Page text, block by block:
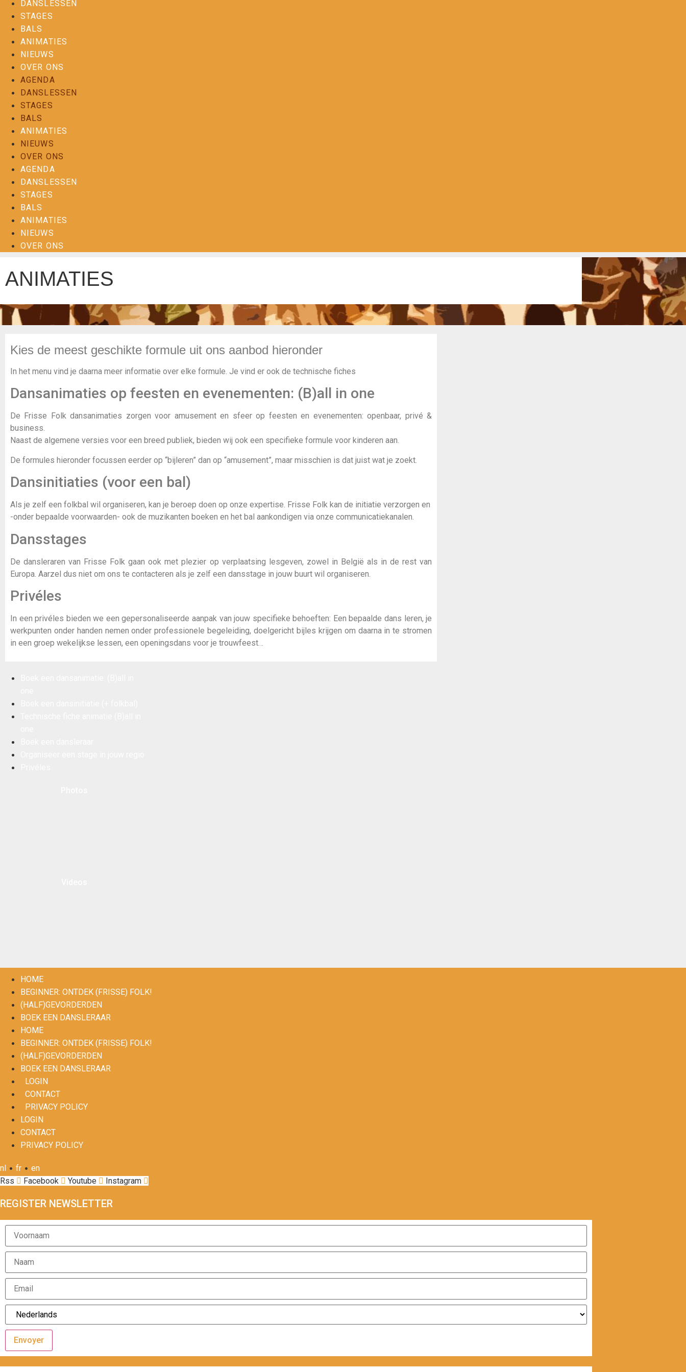
DANSLESSEN
STAGES
BALS
ANIMATIES
NIEUWS
OVER ONS
AGENDA
DANSLESSEN
STAGES
BALS
ANIMATIES
NIEUWS
OVER ONS
AGENDA
DANSLESSEN
STAGES
BALS
ANIMATIES
NIEUWS
OVER ONS
ANIMATIES
Kies de meest geschikte formule uit ons aanbod hieronder
In het menu vind je daarna meer informatie over elke formule. Je vind er ook de technische fiches
Dansanimaties op feesten en evenementen: (B)all in one
De Frisse Folk dansanimaties zorgen voor amusement en sfeer op feesten en evenementen: openbaar, privé &
business.
Naast de algemene versies voor een breed publiek, bieden wij ook een specifieke formule voor kinderen aan.
De formules hieronder focussen eerder op “bijleren” dan op “amusement”, maar misschien is dat juist wat je zoekt.
Dansinitiaties (voor een bal)
Als je zelf een folkbal wil organiseren, kan je beroep doen op onze expertise. Frisse Folk kan de initiatie verzorgen en
-onder bepaalde voorwaarden- ook de muzikanten boeken en het bal aankondigen via onze communicatiekanalen.
Dansstages
De dansleraren van Frisse Folk gaan ook met plezier op verplaatsing lesgeven, zowel in België als in de rest van
Europa. Aarzel dus niet om ons te contacteren als je zelf een dansstage in jouw buurt wil organiseren.
Privéles
In een privéles bieden we een gepersonaliseerde aanpak van jouw specifieke behoeften: Een bepaalde dans leren, je
werkpunten onder handen nemen onder professionele begeleiding, doelgericht bijles krijgen om daarna in te stromen
in een groep wekelijkse lessen, een openingsdans voor je trouwfeest…
HOME
BEGINNER: ONTDEK (FRISSE) FOLK!
(HALF)GEVORDERDEN
BOEK EEN DANSLERAAR
HOME
BEGINNER: ONTDEK (FRISSE) FOLK!
(HALF)GEVORDERDEN
BOEK EEN DANSLERAAR
LOGIN
CONTACT
PRIVACY POLICY
LOGIN
CONTACT
PRIVACY POLICY
nl • fr • en
Rss
Facebook Youtube Instagram
REGISTER NEWSLETTER
Envoyer